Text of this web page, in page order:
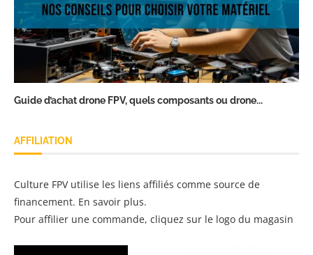
Guide d’achat drone FPV, quels composants ou drone...
AFFILIATION
Culture FPV utilise les liens affiliés comme source de
financement. En savoir plus.
Pour affilier une commande, cliquez sur le logo du magasin